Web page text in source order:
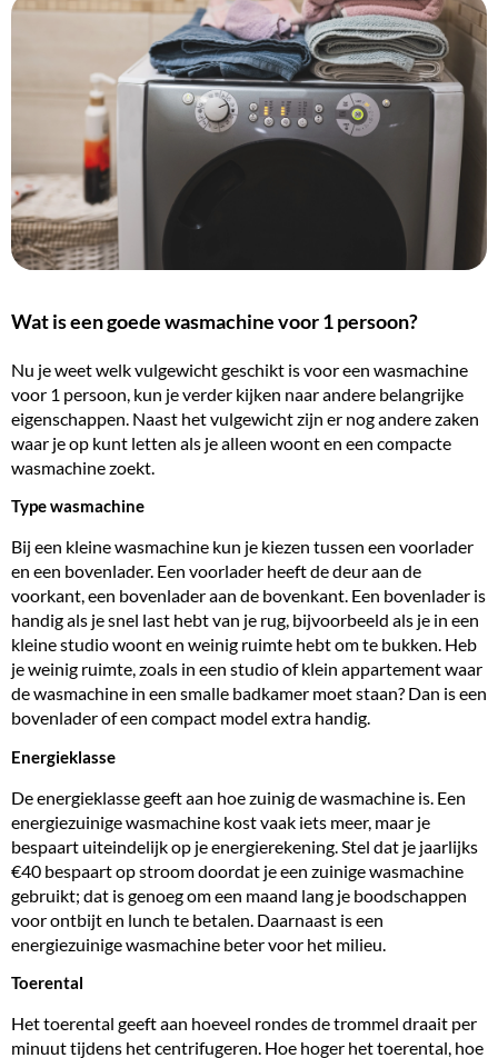
Wat is een goede wasmachine voor 1 persoon?
Nu je weet welk vulgewicht geschikt is voor een wasmachine
voor 1 persoon, kun je verder kijken naar andere belangrijke
eigenschappen. Naast het vulgewicht zijn er nog andere zaken
waar je op kunt letten als je alleen woont en een compacte
wasmachine zoekt.
Type wasmachine
Bij een kleine wasmachine kun je kiezen tussen een voorlader
en een bovenlader. Een voorlader heeft de deur aan de
voorkant, een bovenlader aan de bovenkant. Een bovenlader is
handig als je snel last hebt van je rug, bijvoorbeeld als je in een
kleine studio woont en weinig ruimte hebt om te bukken. Heb
je weinig ruimte, zoals in een studio of klein appartement waar
de wasmachine in een smalle badkamer moet staan? Dan is een
bovenlader of een compact model extra handig.
Energieklasse
De energieklasse geeft aan hoe zuinig de wasmachine is. Een
energiezuinige wasmachine kost vaak iets meer, maar je
bespaart uiteindelijk op je energierekening. Stel dat je jaarlijks
€40 bespaart op stroom doordat je een zuinige wasmachine
gebruikt; dat is genoeg om een maand lang je boodschappen
voor ontbijt en lunch te betalen. Daarnaast is een
energiezuinige wasmachine beter voor het milieu.
Toerental
Het toerental geeft aan hoeveel rondes de trommel draait per
minuut tijdens het centrifugeren. Hoe hoger het toerental, hoe